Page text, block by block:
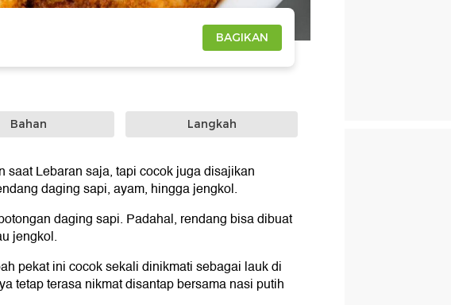
BAGIKAN
Bahan Langkah
saat Lebaran saja, tapi cocok juga disajikan
daging sapi, ayam, hingga jengkol.
daging sapi. Padahal, rendang bisa dibuat
jengkol.
pekat ini cocok sekali dinikmati sebagai lauk di
tetap terasa nikmat disantap bersama nasi putih